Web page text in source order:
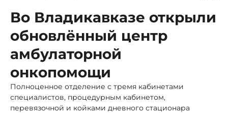
Во Владикавказе открыли
обновлённый центр
амбулаторной
онкопомощи
Полноценное отделение с тремя кабинетами
специалистов, процедурным кабинетом,
перевязочной и койками дневного стационара